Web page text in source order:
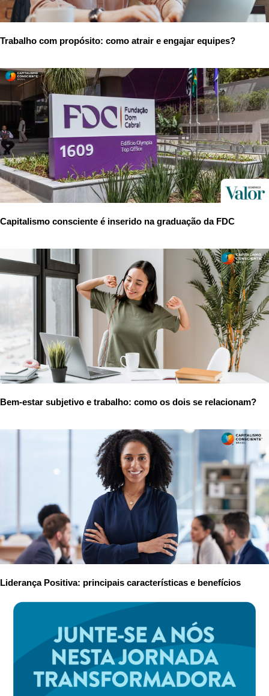
Trabalho com propósito: como atrair e engajar equipes?
Capitalismo consciente é inserido na graduação da FDC
Bem-estar subjetivo e trabalho: como os dois se relacionam?
Liderança Positiva: principais características e benefícios